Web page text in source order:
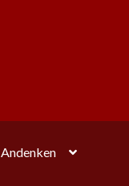
Andenken